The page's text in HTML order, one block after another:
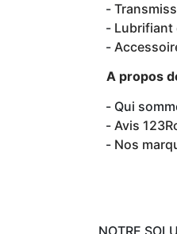
NOTRE
Lubrifiant
A propos
Qui
Avis
Nos